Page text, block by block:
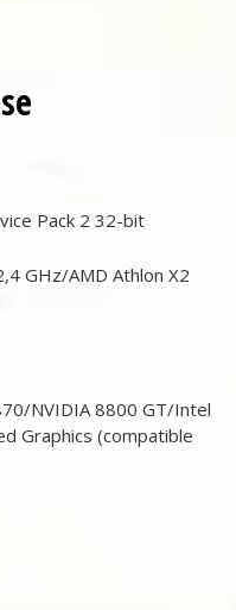
Pack 2 32-bit
GHz/AMD Athlon X2
NVIDIA 8800 GT/Intel
Graphics (compatible